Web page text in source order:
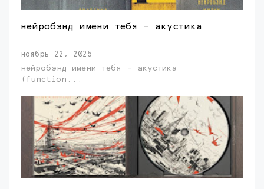
нейробэнд имени тебя - акустика
ноябрь 22, 2025
нейробэнд имени тебя - акустика
(function...